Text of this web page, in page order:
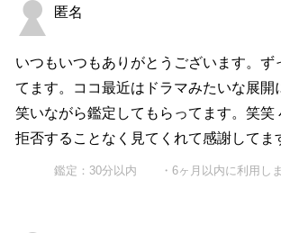
匿名
いつもいつもありがとうございます。ず
てます。ココ最近はドラマみたいな展開
笑いながら鑑定してもらってます。笑笑
拒否することなく見てくれて感謝してま
鑑定：30分以内 ・6ヶ月以内に利用しま